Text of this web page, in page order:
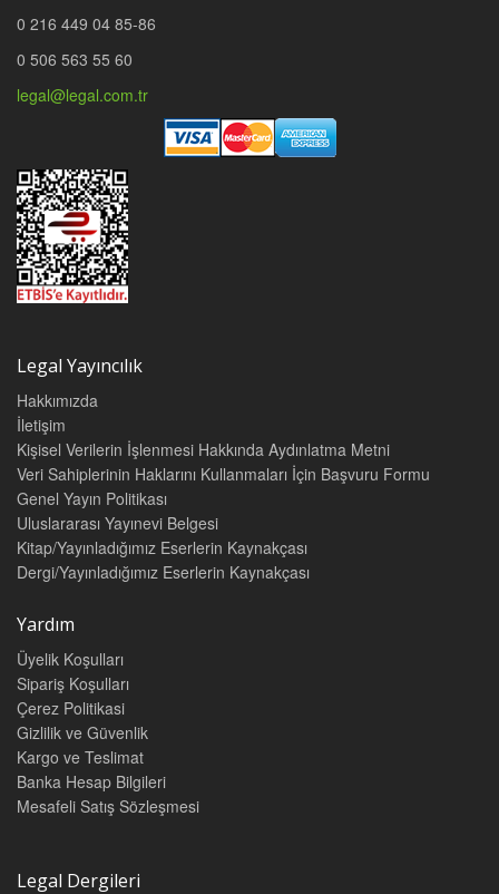
0 216 449 04 85-86
0 506 563 55 60
legal@legal.com.tr
Legal Yayıncılık
Hakkımızda
İletişim
Kişisel Verilerin İşlenmesi Hakkında Aydınlatma Metni
Veri Sahiplerinin Haklarını Kullanmaları İçin Başvuru Formu
Genel Yayın Politikası
Uluslararası Yayınevi Belgesi
Kitap/Yayınladığımız Eserlerin Kaynakçası
Dergi/Yayınladığımız Eserlerin Kaynakçası
Yardım
Üyelik Koşulları
Sipariş Koşulları
Çerez Politikasi
Gizlilik ve Güvenlik
Kargo ve Teslimat
Banka Hesap Bilgileri
Mesafeli Satış Sözleşmesi
Legal Dergileri